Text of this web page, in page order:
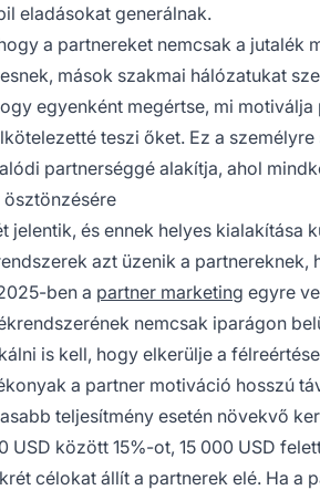
eladásokat generálnak.
a partnereket nemcsak a jutalék
mások szakmai hálózatukat
egyenként megértse, mi
teszi őket. Ez a
partnerséggé alakítja, ahol
és ennek helyes kialakítása
azt üzenik a partnereknek,
ben a partner marketing egyre
nemcsak iparágon
is kell, hogy elkerülje a
a partner motiváció hosszú
teljesítmény esetén növekvő
USD között 15%-ot, 15 000 USD
célokat állít a partnerek elé. Ha a